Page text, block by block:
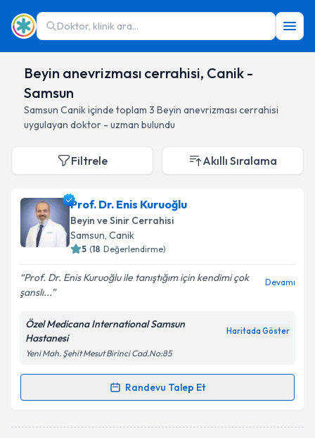
Doktor, klinik ara...
Beyin anevrizması cerrahisi, Canik -
Samsun
Samsun Canikiçinde toplam 3 Beyin anevrizması cerrahisi
uygulayan doktor - uzman bulundu
Filtrele Akıllı Sıralama
Prof. Dr. Enis Kuruoğlu
Beyin ve Sinir Cerrahisi
Samsun, Canik
5 (18 Değerlendirme)
Prof. Dr. Enis Kuruoğlu ile tanıştığım için kendimi çok
şanslı...
Devamı
Özel Medicana International Samsun
Hastanesi
Haritada Göster
Yeni Mah. Şehit Mesut Birinci Cad.No:85
Randevu Talep Et
Randevu Takvimi Talebi